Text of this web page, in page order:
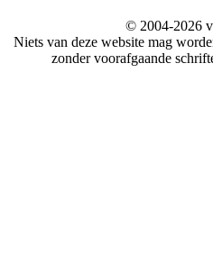
© 2004-2026
Niets van deze website mag
zonder voorafgaande